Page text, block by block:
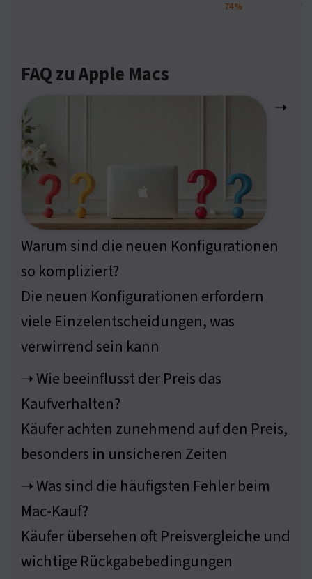
74%
FAQ zu Apple Macs
➝
Warum sind die neuen Konfigurationen
so kompliziert?
Die neuen Konfigurationen erfordern
viele Einzelentscheidungen, was
verwirrend sein kann
➝ Wie beeinflusst der Preis das
Kaufverhalten?
Käufer achten zunehmend auf den Preis,
besonders in unsicheren Zeiten
➝ Was sind die häufigsten Fehler beim
Mac-Kauf?
Käufer übersehen oft Preisvergleiche und
wichtige Rückgabebedingungen